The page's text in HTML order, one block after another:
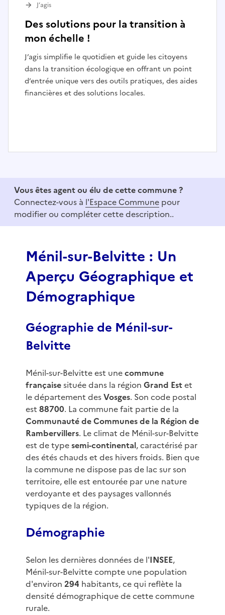
Des solutions pour la transition à
mon échelle !
J’agis simplifie le quotidien et guide les citoyens
dans la transition écologique en offrant un point
d’entrée unique vers des outils pratiques, des aides
financières et des solutions locales.
J’agis
f
Vous êtes agent ou élu de cette commune ?
Connectez-vous à l'Espace Commune pour
modifier ou compléter cette description..
Ménil-sur-Belvitte : Un
Aperçu Géographique et
Démographique
Géographie de Ménil-sur-
Belvitte
Ménil-sur-Belvitte est unecommune
françaisesituée dans la région Grand Estet
le département desVosges. Son code postal
est 88700. La commune fait partie de la
Communauté de Communes de la Région de
Rambervillers. Le climat de Ménil-sur-Belvitte
est de typesemi-continental, caractérisé par
des étés chauds et des hivers froids. Bien que
la commune ne dispose pas de lac sur son
territoire, elle est entourée par une nature
verdoyante et des paysages vallonnés
typiques de la région.
Démographie
Selon les dernières données de l'INSEE,
Ménil-sur-Belvitte compte une population
d'environ 294 habitants, ce qui reflète la
densité démographique de cette commune
rurale.